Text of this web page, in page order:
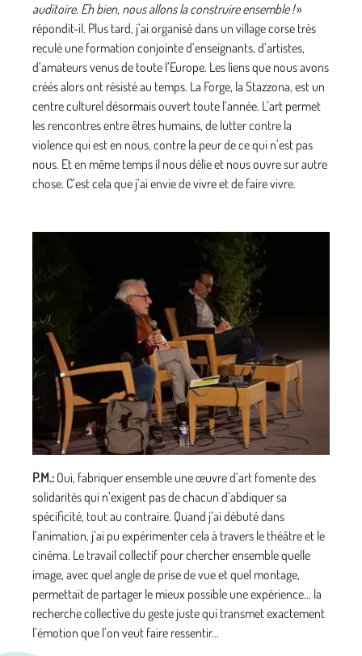
auditoire. Eh bien, nous allons la construire ensemble !»
répondit-il. Plus tard, j’ai organisé dans un village corse très
reculé une formation conjointe d’enseignants, d’artistes,
d’amateurs venus de toute l’Europe. Les liens que nous avons
créés alors ont résisté au temps. La Forge, la Stazzona, est un
centre culturel désormais ouvert toute l’année. L’art permet
les rencontres entre êtres humains, de lutter contre la
violence qui est en nous, contre la peur de ce qui n’est pas
nous. Et en même temps il nous délie et nous ouvre sur autre
chose. C’est cela que j’ai envie de vivre et de faire vivre.
P.M.: Oui, fabriquer ensemble une œuvre d’art fomente des
solidarités qui n’exigent pas de chacun d’abdiquer sa
spécificité, tout au contraire. Quand j’ai débuté dans
l’animation, j’ai pu expérimenter cela à travers le théâtre et le
cinéma. Le travail collectif pour chercher ensemble quelle
image, avec quel angle de prise de vue et quel montage,
permettait de partager le mieux possible une expérience... la
recherche collective du geste juste qui transmet exactement
l’émotion que l’on veut faire ressentir...